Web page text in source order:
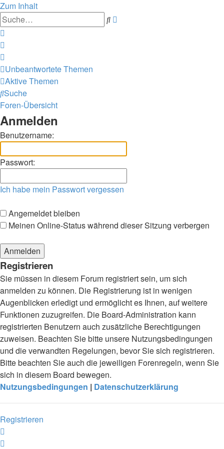
Zum Inhalt
Suche
Unbeantwortete Themen
Aktive Themen
Suche
Foren-Übersicht
Anmelden
Benutzername:
Passwort:
Ich habe mein Passwort vergessen
Angemeldet bleiben
Meinen Online-Status während dieser Sitzung verbergen
Registrieren
Sie müssen in diesem Forum registriert sein, um sich
anmelden zu können. Die Registrierung ist in wenigen
Augenblicken erledigt und ermöglicht es Ihnen, auf weitere
Funktionen zuzugreifen. Die Board-Administration kann
registrierten Benutzern auch zusätzliche Berechtigungen
zuweisen. Beachten Sie bitte unsere Nutzungsbedingungen
und die verwandten Regelungen, bevor Sie sich registrieren.
Bitte beachten Sie auch die jeweiligen Forenregeln, wenn Sie
sich in diesem Board bewegen.
Nutzungsbedingungen | Datenschutzerklärung
Registrieren